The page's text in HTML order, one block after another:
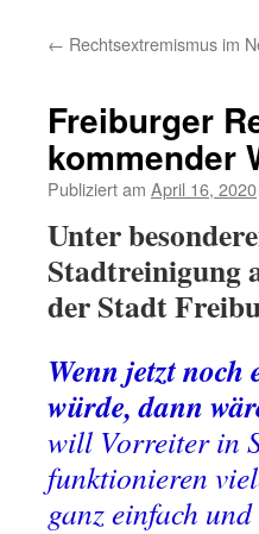
← Rechtsextremismus im
Freiburger
kommender
Publiziert am April 16, 2020
Unter
Stadtreinigung
der Stadt
Wenn jetzt
würde, dann
will Vorreiter in
funktionieren
ganz einfach